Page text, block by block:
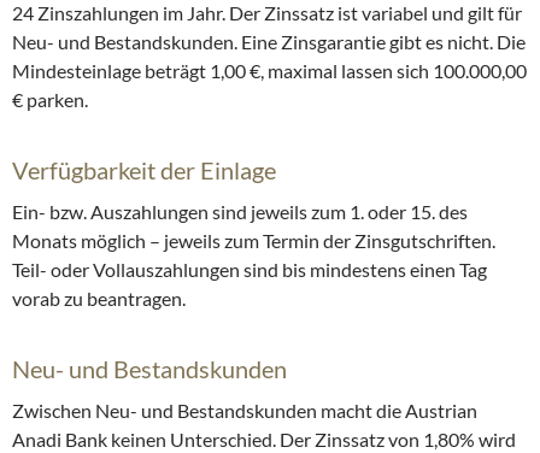
24 Zinszahlungen im Jahr. Der Zinssatz ist variabel und gilt für
Neu- und Bestandskunden. Eine Zinsgarantie gibt es nicht. Die
Mindesteinlage beträgt 1,00 €, maximal lassen sich 100.000,00
€ parken.
Verfügbarkeit der Einlage
Ein- bzw. Auszahlungen sind jeweils zum 1. oder 15. des
Monats möglich – jeweils zum Termin der Zinsgutschriften.
Teil- oder Vollauszahlungen sind bis mindestens einen Tag
vorab zu beantragen.
Neu- und Bestandskunden
Zwischen Neu- und Bestandskunden macht die Austrian
Anadi Bank keinen Unterschied. Der Zinssatz von 1,80% wird